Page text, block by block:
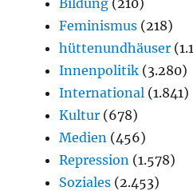
Feminismus (218)
hüttenundhäuser
Innenpolitik (3.280)
International (1.841)
Kultur (678)
Medien (456)
Repression (1.578)
Soziales (2.453)